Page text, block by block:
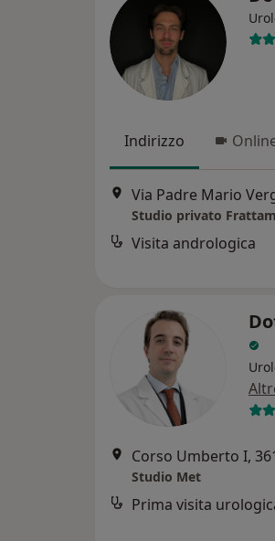
Indirizzo
Studio privato
Visita andrologica
Studio Met
Prima visita